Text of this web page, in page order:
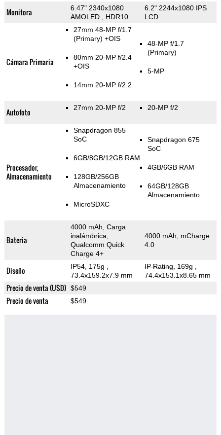
Monitora
6.47" 2340x1080
AMOLED , HDR10
6.2" 2244x1080 IPS
LCD
Cámara Primaria
27mm 48-MP f/1.7
(Primary) +OIS
80mm 20-MP f/2.4
+OIS
14mm 20-MP f/2.2
48-MP f/1.7
(Primary)
5-MP
Autofoto 27mm 20-MP f/2 20-MP f/2
Procesador,
Almacenamiento
Snapdragon 855
SoC
6GB/8GB/12GB RAM
128GB/256GB
Almacenamiento
MicroSDXC
Snapdragon 675
SoC
4GB/6GB RAM
64GB/128GB
Almacenamiento
Bateria
4000 mAh, Carga
inalámbrica,
Qualcomm Quick
Charge 4+
4000 mAh, mCharge
4.0
Diseño IP54, 175g
73.4x159.2x7.9 mm
IP Rating, 169g
74.4x153.1x8.65 mm
Precio de venta (USD) $549
Precio de venta $549